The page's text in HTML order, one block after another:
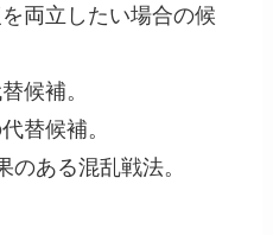
を両立したい場合の候
候補。
替候補。
のある混乱戦法。